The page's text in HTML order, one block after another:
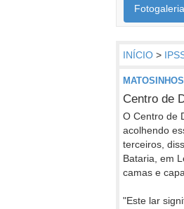
Fotogaleria
INÍCIO >
MATOSINHOS
Centro de
O Centro de
acolhendo
terceiros,
Bataria, em
camas e
"Este lar